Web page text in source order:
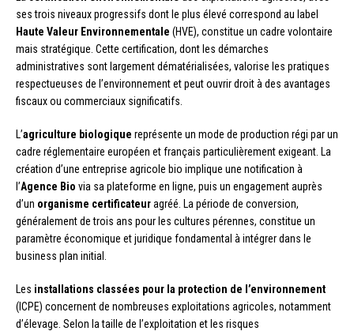
ses trois niveaux progressifs dont le plus élevé correspond au label
Haute Valeur Environnementale (HVE), constitue un cadre volontaire
mais stratégique. Cette certification, dont les démarches
administratives sont largement dématérialisées, valorise les pratiques
respectueuses de l’environnement et peut ouvrir droit à des avantages
fiscaux ou commerciaux significatifs.
L’agriculture biologique représente un mode de production régi par un
cadre réglementaire européen et français particulièrement exigeant. La
création d’une entreprise agricole bio implique une notification à
l’Agence Bio via sa plateforme en ligne, puis un engagement auprès
d’un organisme certificateuragréé. La période de conversion,
généralement de trois ans pour les cultures pérennes, constitue un
paramètre économique et juridique fondamental à intégrer dans le
business plan initial.
Les installations classées pour la protection de l’environnement
(ICPE) concernent de nombreuses exploitations agricoles, notamment
d’élevage. Selon la taille de l’exploitation et les risques